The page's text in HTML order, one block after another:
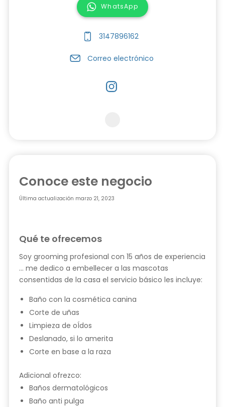
WhatsApp
3147896162
Correo electrónico
Conoce este negocio
Última actualización marzo 21, 2023
Qué te ofrecemos
Soy grooming profesional con 15 años de experiencia
… me dedico a embellecer a las mascotas
consentidas de la casa el servicio básico les incluye:
Baño con la cosmética canina
Corte de uñas
Limpieza de oÍdos
Deslanado, si lo amerita
Corte en base a la raza
Adicional ofrezco:
Baños dermatológicos
Baño anti pulga